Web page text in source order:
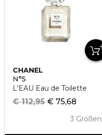
CHANEL
N°5
L'EAU Eau de Toilette
€ 75,68
€ 112,95
3 Größen